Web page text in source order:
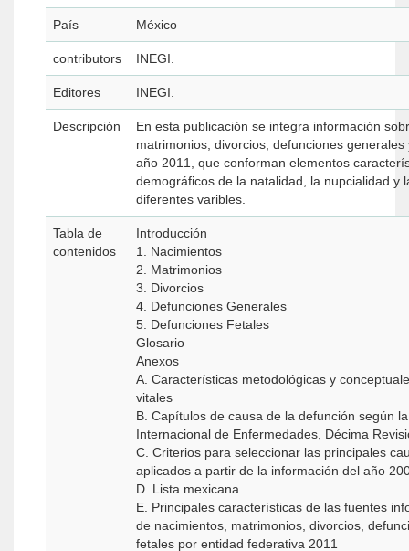
País México
contributors INEGI.
Editores INEGI.
Descripción
En esta publicación se integra información
matrimonios, divorcios, defunciones
año 2011, que conforman elementos
demográficos de la natalidad, la nupcialidad y
diferentes varibles.
Tabla de
contenidos
Introducción
1. Nacimientos
2. Matrimonios
3. Divorcios
4. Defunciones Generales
5. Defunciones Fetales
Glosario
Anexos
A. Características metodológicas y
vitales
B. Capítulos de causa de la defunción según
Internacional de Enfermedades, Décima
C. Criterios para seleccionar las principales
aplicados a partir de la información del año
D. Lista mexicana
E. Principales características de las fuentes
de nacimientos, matrimonios, divorcios,
fetales por entidad federativa 2011